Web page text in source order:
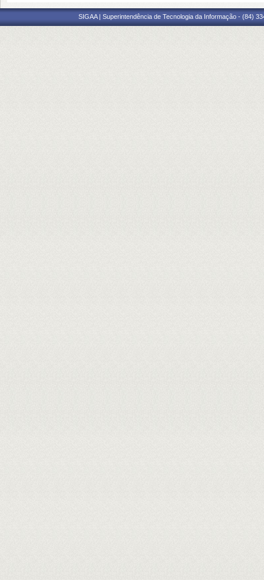
SIGAA | Superintendência de Tecnologia da Informação - (84)